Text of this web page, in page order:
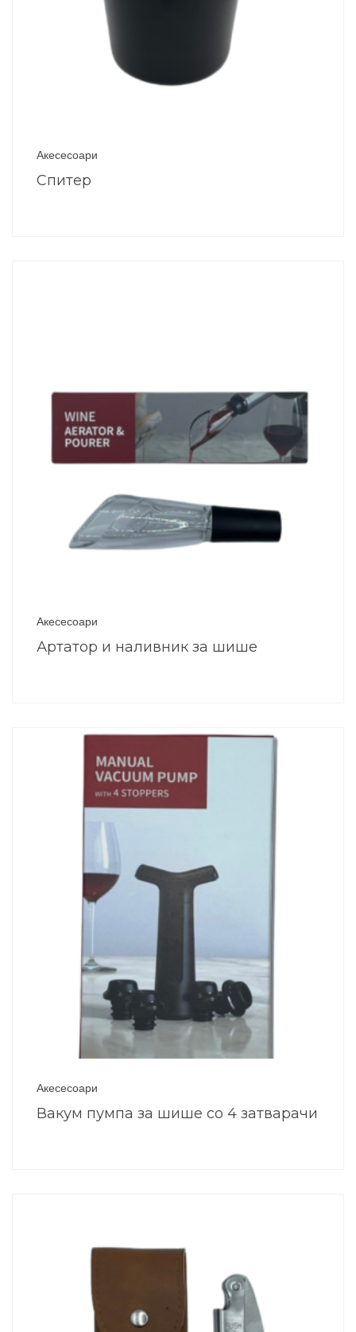
Акесесоари
Спитер
Акесесоари
Артатор и наливник за шише
Акесесоари
Вакум пумпа за шише со 4 затварачи